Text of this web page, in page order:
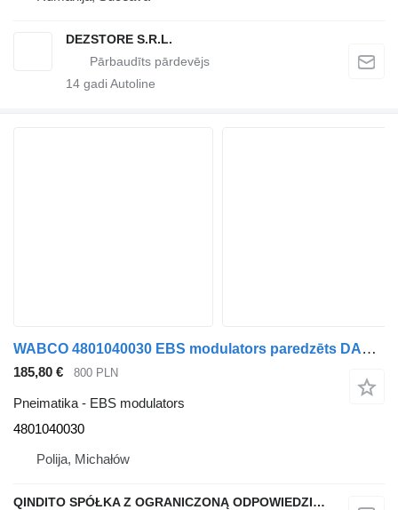
DEZSTORE S.R.L.
14 gadi Autoline
WABCO 4801040030 EBS modulators paredzēts DAF XF105 vilcēja
185,80 € 800 PLN
Pneimatika - EBS modulators
4801040030
Polija, Michałów
QINDITO SPÓŁKA Z OGRANICZONĄ ODPOWIEDZIALNOŚCIĄ